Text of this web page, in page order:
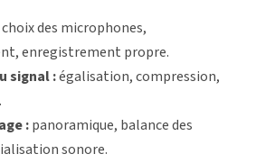
choix des microphones,
enregistrement propre.
signal :égalisation, compression,
:panoramique, balance des
sonore.